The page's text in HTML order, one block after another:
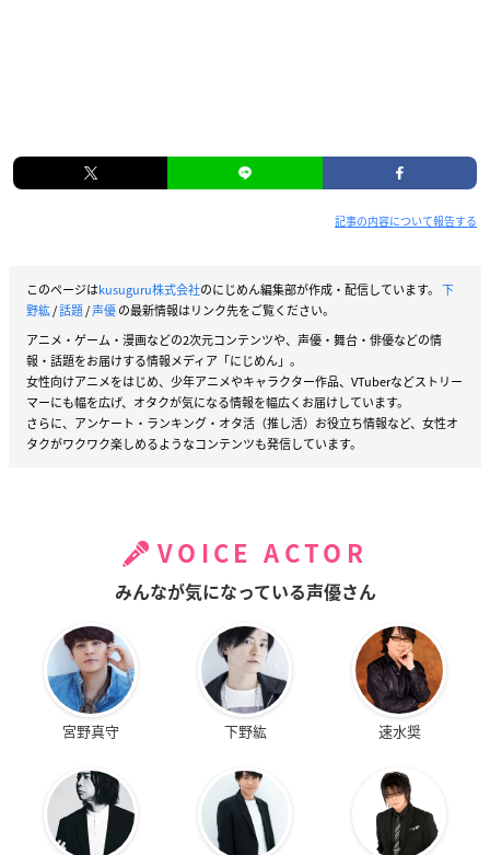
記事の内容について報告する
このページはkusuguru株式会社のにじめん編集部が作成・配信しています。 下
野紘/話題/声優の最新情報はリンク先をご覧ください。
アニメ・ゲーム・漫画などの2次元コンテンツや、声優・舞台・俳優などの情
報・話題をお届けする情報メディア「にじめん」。
女性向けアニメをはじめ、少年アニメやキャラクター作品、VTuberなどストリー
マーにも幅を広げ、オタクが気になる情報を幅広くお届けしています。
さらに、アンケート・ランキング・オタ活（推し活）お役立ち情報など、女性オ
タクがワクワク楽しめるようなコンテンツも発信しています。
VOICE ACTOR
みんなが気になっている声優さん
宮野真守 下野紘 速水奨